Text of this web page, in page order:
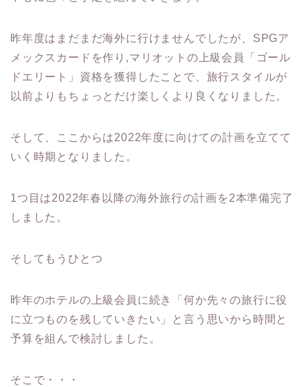
昨年度はまだまだ海外に行けませんでしたが、SPGア
メックスカードを作り,マリオットの上級会員「ゴール
ドエリート」資格を獲得したことで、旅行スタイルが
以前よりもちょっとだけ楽しくより良くなりました。
そして、ここからは2022年度に向けての計画を立てて
いく時期となりました。
1つ目は2022年春以降の海外旅行の計画を2本準備完了
しました。
そしてもうひとつ
昨年のホテルの上級会員に続き「何か先々の旅行に役
に立つものを残していきたい」と言う思いから時間と
予算を組んで検討しました。
そこで・・・